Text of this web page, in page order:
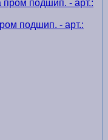
подшип. - арт.: